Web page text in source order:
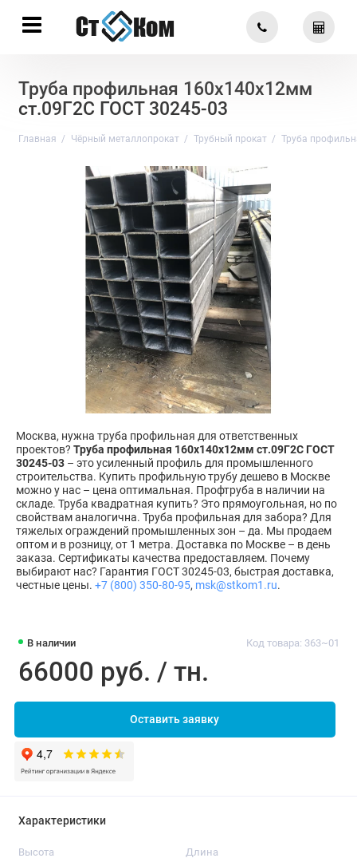
Труба профильная 160х140х12мм
ст.09Г2С ГОСТ 30245-03
Главная Чёрный металлопрокат Трубный прокат Труба
В наличии Код товара: 363~01
66000 руб. / тн.
Оставить заявку
Москва, нужна труба профильная для ответственных
проектов? Труба профильная 160х140х12мм ст.09Г2С ГОСТ
30245-03 – это усиленный профиль для промышленного
строительства. Купить профильную трубу дешево в Москве
можно у нас – цена оптимальная. Профтруба в наличии на
складе. Труба квадратная купить? Это прямоугольная, но по
свойствам аналогична. Труба профильная для забора? Для
тяжелых ограждений промышленных зон – да. Мы продаем
оптом и в розницу, от 1 метра. Доставка по Москве – в день
заказа. Сертификаты качества предоставляем. Почему
выбирают нас? Гарантия ГОСТ 30245-03, быстрая доставка,
честные цены. +7 (800) 350-80-95, msk@stkom1.ru.
Характеристики
Высота Длина